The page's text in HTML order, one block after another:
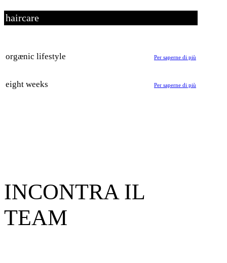
haircare
orgænic lifestyle
eight weeks
Per saperne di più
Per saperne di più
INCONTRA IL
TEAM